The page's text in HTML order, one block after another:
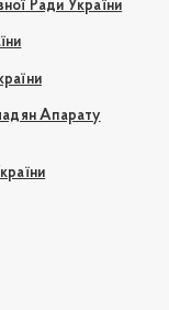
Ради України
Апарату